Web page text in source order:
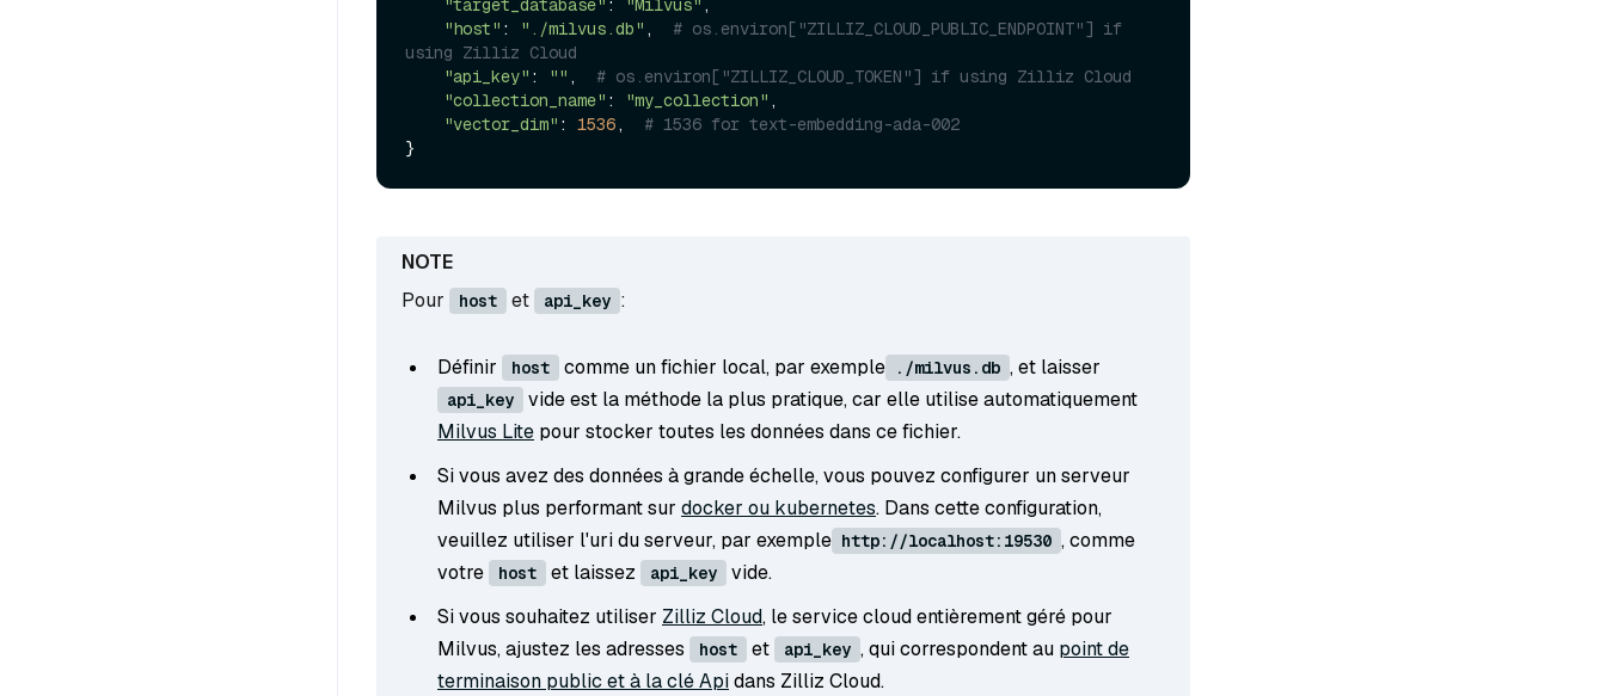
"target_database" : "Milvus" ,
"host" : "./milvus.db" , # os.environ["ZILLIZ_CLOUD_PUBLIC_ENDPOINT"] if
using Zilliz Cloud
"api_key" : "" , # os.environ["ZILLIZ_CLOUD_TOKEN"] if using Zilliz Cloud
"collection_name" : "my_collection" ,
"vector_dim" : 1536, # 1536 for text-embedding-ada-002
Pour host et api_key :
Définir host comme un fichier local, par exemple ./milvus.db , et laisser
api_key
vide est la méthode la plus pratique, car elle utilise automatiquement
Milvus Lite pour stocker toutes les données dans ce fichier.
Si vous avez des données à grande échelle, vous pouvez configurer un serveur
Milvus plus performant sur docker ou kubernetes. Dans cette configuration,
veuillez utiliser l'uri du serveur, par exemple http://localhost:19530 , comme
votre
host et laissez api_key
vide.
Si vous souhaitez utiliser Zilliz Cloud, le service cloud entièrement géré pour
Milvus, ajustez les adresses
host et api_key , qui correspondent au point de
terminaison public et à la clé Apidans Zilliz Cloud.